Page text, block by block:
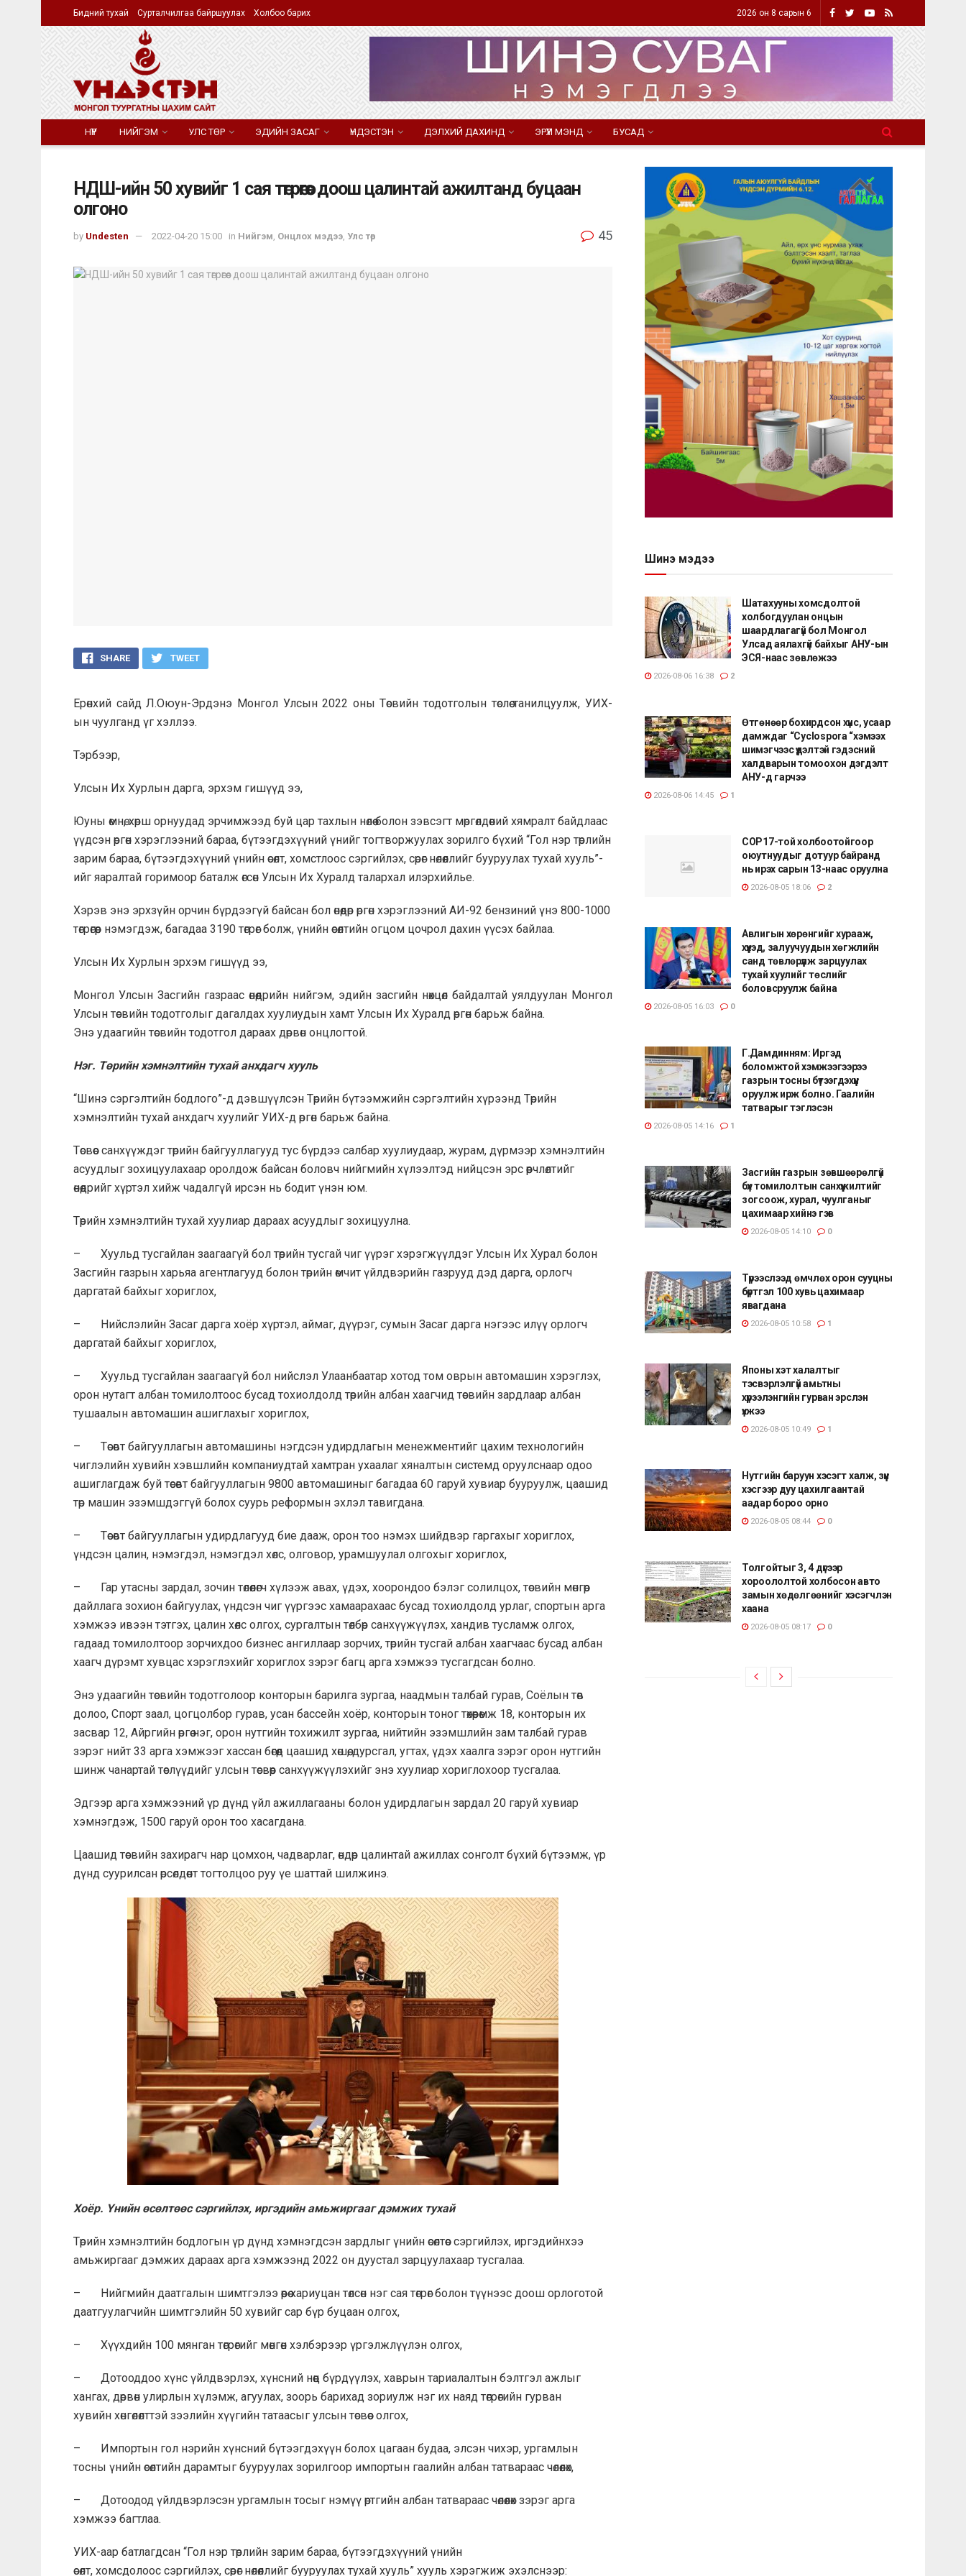
Бидний тухай Сурталчилгаа байршуулах Холбоо барих 2026 он 8 сарын 6
НҮҮР НИЙГЭМ УЛС ТӨР ЭДИЙН ЗАСАГ ҮНДЭСТЭН ДЭЛХИЙ ДАХИНД ЭРҮҮЛ МЭНД БУСАД
НДШ-ийн 50 хувийг 1 сая төгрөгөөс доош цалинтай ажилтанд буцаан
олгоно
by Undesten 2022-04-20 15:00 in Нийгэм, Онцлох мэдээ, Улс төр 45
SHARE TWEET
Ерөнхий сайд Л.Оюун-Эрдэнэ Монгол Улсын 2022 оны Төсвийн тодотголын төслөө танилцуулж, УИХ-
ын чуулганд үг хэллээ.
Тэрбээр,
Улсын Их Хурлын дарга, эрхэм гишүүд ээ,
Юуны өмнө, хөрш орнуудад эрчимжээд буй цар тахлын нөлөө болон зэвсэгт мөргөлдөөний хямралт байдлаас
үүдсэн өргөн хэрэглээний бараа, бүтээгдэхүүний үнийг тогтворжуулах зорилго бүхий “Гол нэр төрлийн
зарим бараа, бүтээгдэхүүний үнийн өсөлт, хомстлоос сэргийлэх, сөрөг нөлөөллийг бууруулах тухай хууль”-
ийг яаралтай горимоор баталж өгсөн Улсын Их Хуралд талархал илэрхийлье.
Хэрэв энэ эрхзүйн орчин бүрдээгүй байсан бол өнөөдөр өргөн хэрэглээний АИ-92 бензиний үнэ 800-1000
төгрөгөөр нэмэгдэж, багадаа 3190 төгрөг болж, үнийн өсөлтийн огцом цочрол дахин үүсэх байлаа.
Улсын Их Хурлын эрхэм гишүүд ээ,
Монгол Улсын Засгийн газраас өнөөдрийн нийгэм, эдийн засгийн нөхцөл байдалтай уялдуулан Монгол
Улсын төсвийн тодотголыг дагалдах хуулиудын хамт Улсын Их Хуралд өргөн барьж байна.
Энэ удаагийн төсвийн тодотгол дараах дөрвөн онцлогтой.
Нэг. Төрийн хэмнэлтийн тухай анхдагч хууль
“Шинэ сэргэлтийн бодлого”-д дэвшүүлсэн Төрийн бүтээмжийн сэргэлтийн хүрээнд Төрийн
хэмнэлтийн тухай анхдагч хуулийг УИХ-д өргөн барьж байна.
Төсвөөс санхүүждэг төрийн байгууллагууд тус бүрдээ салбар хуулиудаар, журам, дүрмээр хэмнэлтийн
асуудлыг зохицуулахаар оролдож байсан боловч нийгмийн хүлээлтэд нийцсэн эрс өөрчлөлтийг
өнөөдрийг хүртэл хийж чадалгүй ирсэн нь бодит үнэн юм.
Төрийн хэмнэлтийн тухай хуулиар дараах асуудлыг зохицуулна.
– Хуульд тусгайлан заагаагүй бол төрийн тусгай чиг үүрэг хэрэгжүүлдэг Улсын Их Хурал болон
Засгийн газрын харьяа агентлагууд болон төрийн өмчит үйлдвэрийн газрууд дэд дарга, орлогч
даргатай байхыг хориглох,
– Нийслэлийн Засаг дарга хоёр хүртэл, аймаг, дүүрэг, сумын Засаг дарга нэгээс илүү орлогч
даргатай байхыг хориглох,
– Хуульд тусгайлан заагаагүй бол нийслэл Улаанбаатар хотод том оврын автомашин хэрэглэх,
орон нутагт албан томилолтоос бусад тохиолдолд төрийн албан хаагчид төсвийн зардлаар албан
тушаалын автомашин ашиглахыг хориглох,
– Төсөвт байгууллагын автомашины нэгдсэн удирдлагын менежментийг цахим технологийн
чиглэлийн хувийн хэвшлийн компаниудтай хамтран ухаалаг хяналтын системд оруулснаар одоо
ашиглагдаж буй төсөвт байгууллагын 9800 автомашиныг багадаа 60 гаруй хувиар бууруулж, цаашид
төр машин эзэмшдэггүй болох суурь реформын эхлэл тавигдана.
– Төсөвт байгууллагын удирдлагууд бие дааж, орон тоо нэмэх шийдвэр гаргахыг хориглох,
үндсэн цалин, нэмэгдэл, нэмэгдэл хөлс, олговор, урамшуулал олгохыг хориглох,
– Гар утасны зардал, зочин төлөөлөгч хүлээж авах, үдэх, хоорондоо бэлэг солилцох, төсвийн мөнгөөр
дайллага зохион байгуулах, үндсэн чиг үүргээс хамаарахаас бусад тохиолдолд урлаг, спортын арга
хэмжээ ивээн тэтгэх, цалин хөлс олгох, сургалтын төлбөр санхүүжүүлэх, хандив тусламж олгох,
гадаад томилолтоор зорчихдоо бизнес ангиллаар зорчих, төрийн тусгай албан хаагчаас бусад албан
хаагч дүрэмт хувцас хэрэглэхийг хориглох зэрэг багц арга хэмжээ тусгагдсан болно.
Энэ удаагийн төсвийн тодотголоор конторын барилга зургаа, наадмын талбай гурав, Соёлын төв
долоо, Спорт заал, цогцолбор гурав, усан бассейн хоёр, конторын тоног төхөөрөмж 18, конторын их
засвар 12, Айргийн өргөө нэг, орон нутгийн тохижилт зургаа, нийтийн эзэмшлийн зам талбай гурав
зэрэг нийт 33 арга хэмжээг хассан бөгөөд цаашид хөшөө, дурсгал, угтах, үдэх хаалга зэрэг орон нутгийн
шинж чанартай төслүүдийг улсын төсвөөр санхүүжүүлэхийг энэ хуулиар хориглохоор тусгалаа.
Эдгээр арга хэмжээний үр дүнд үйл ажиллагааны болон удирдлагын зардал 20 гаруй хувиар
хэмнэгдэж, 1500 гаруй орон тоо хасагдана.
Цаашид төсвийн захирагч нар цомхон, чадварлаг, өндөр цалинтай ажиллах сонголт бүхий бүтээмж, үр
дүнд суурилсан өрсөлдөөнт тогтолцоо руу үе шаттай шилжинэ.
Хоёр. Үнийн өсөлтөөс сэргийлэх, иргэдийн амьжиргааг дэмжих тухай
Төрийн хэмнэлтийн бодлогын үр дүнд хэмнэгдсэн зардлыг үнийн өсөлтөөс сэргийлэх, иргэдийнхээ
амьжиргааг дэмжих дараах арга хэмжээнд 2022 он дуустал зарцуулахаар тусгалаа.
– Нийгмийн даатгалын шимтгэлээ өөрөө хариуцан төлсөн нэг сая төгрөг болон түүнээс доош орлоготой
даатгуулагчийн шимтгэлийн 50 хувийг сар бүр буцаан олгох,
– Хүүхдийн 100 мянган төгрөгийг мөнгөн хэлбэрээр үргэлжлүүлэн олгох,
– Дотооддоо хүнс үйлдвэрлэх, хүнсний нөөц бүрдүүлэх, хаврын тариалалтын бэлтгэл ажлыг
хангах, дөрвөн улирлын хүлэмж, агуулах, зоорь барихад зориулж нэг их наяд төгрөгийн гурван
хувийн хөнгөлөлттэй зээлийн хүүгийн татаасыг улсын төсвөөс олгох,
– Импортын гол нэрийн хүнсний бүтээгдэхүүн болох цагаан будаа, элсэн чихэр, ургамлын
тосны үнийн өсөлтийн дарамтыг бууруулах зорилгоор импортын гаалийн албан татвараас чөлөөлөх,
– Дотоодод үйлдвэрлэсэн ургамлын тосыг нэмүү өртгийн албан татвараас чөлөөлөх зэрэг арга
хэмжээ багтлаа.
УИХ-аар батлагдсан “Гол нэр төрлийн зарим бараа, бүтээгдэхүүний үнийн
өсөлт, хомсдолоос сэргийлэх, сөрөг нөлөөллийг бууруулах тухай хууль” хууль хэрэгжиж эхэлснээр:
Шинэ мэдээ
Шатахууны хомсдолтой
холбогдуулан онцын
шаардлагагүй бол Монгол
Улсад аялахгүй байхыг АНУ-ын
ЭСЯ-наас зөвлөжээ
2026-08-06 16:38 2
Өтгөнөөр бохирдсон хүнс, усаар
дамждаг “Cyclospora “хэмээх
шимэгчээс үүдэлтэй гэдэсний
халдварын томоохон дэгдэлт
АНУ-д гарчээ
2026-08-06 14:45 1
COP17-той холбоотойгоор
оюутнуудыг дотуур байранд
нь ирэх сарын 13-наас оруулна
2026-08-05 18:06 2
Авлигын хөрөнгийг хурааж,
хүүхэд, залуучуудын хөгжлийн
санд төвлөрүүлж зарцуулах
тухай хуулийг төслийг
боловсруулж байна
2026-08-05 16:03 0
Г.Дамдинням: Иргэд
боломжтой хэмжээгээрээ
газрын тосны бүтээгдэхүүн
оруулж ирж болно. Гаалийн
татварыг тэглэсэн
2026-08-05 14:16 1
Засгийн газрын зөвшөөрөлгүй
бүх томилолтын санхүүжилтийг
зогсоож, хурал, чуулганыг
цахимаар хийнэ гэв
2026-08-05 14:10 0
Түрээслээд өмчлөх орон сууцны
бүртгэл 100 хувь цахимаар
явагдана
2026-08-05 10:58 1
Японы хэт халалтыг
тэсвэрлэлгүй амьтны
хүрээлэнгийн гурван эрслэн
үхжээ
2026-08-05 10:49 1
Нутгийн баруун хэсэгт халж, зүүн
хэсгээр дуу цахилгаантай
аадар бороо орно
2026-08-05 08:44 0
Толгойтыг 3, 4 дүгээр
хороололтой холбосон авто
замын хөдөлгөөнийг хэсэгчлэн
хаана
2026-08-05 08:17 0